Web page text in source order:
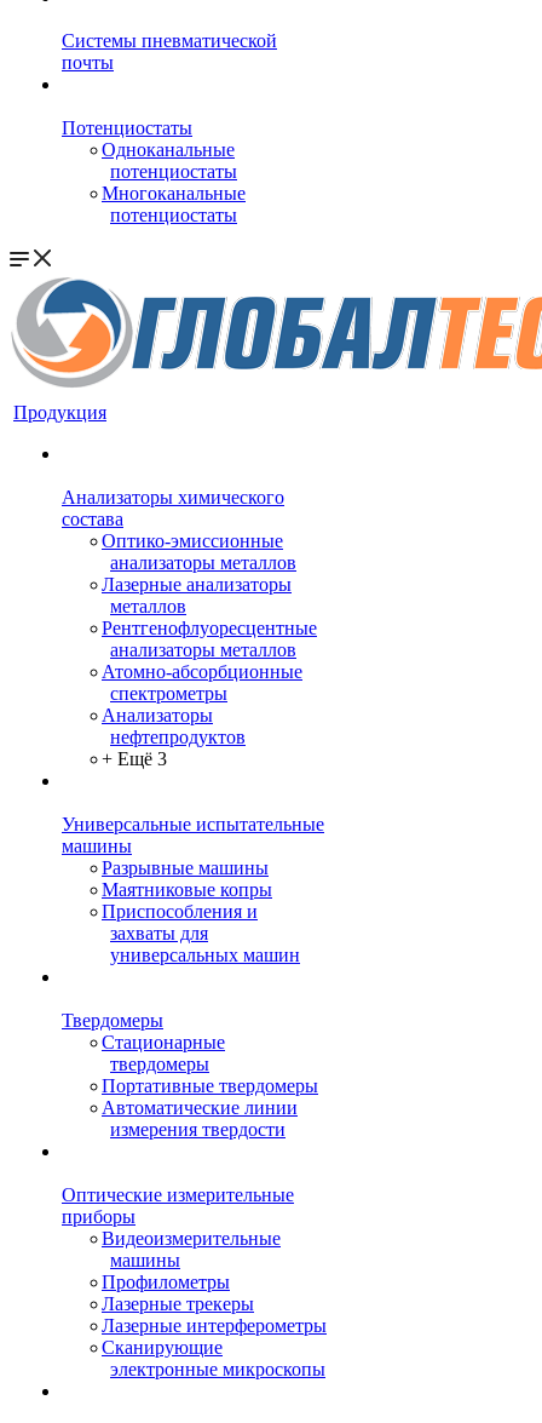
Системы пневматической
почты
Потенциостаты
Одноканальные
потенциостаты
Многоканальные
потенциостаты
Продукция
Анализаторы химического
состава
Оптико-эмиссионные
анализаторы металлов
Лазерные анализаторы
металлов
Рентгенофлуоресцентные
анализаторы металлов
Атомно-абсорбционные
спектрометры
Анализаторы
нефтепродуктов
+ Ещё 3
Универсальные испытательные
машины
Разрывные машины
Маятниковые копры
Приспособления и
захваты для
универсальных машин
Твердомеры
Стационарные
твердомеры
Портативные твердомеры
Автоматические линии
измерения твердости
Оптические измерительные
приборы
Видеоизмерительные
машины
Профилометры
Лазерные трекеры
Лазерные интерферометры
Сканирующие
электронные микроскопы